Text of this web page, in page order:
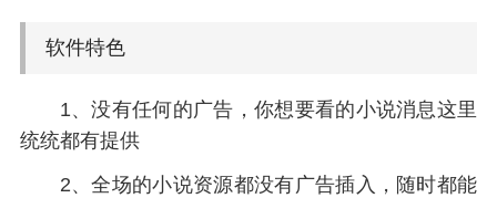
软件特色
1、没有任何的广告，你想要看的小说消息这里
统统都有提供
2、全场的小说资源都没有广告插入，随时都能